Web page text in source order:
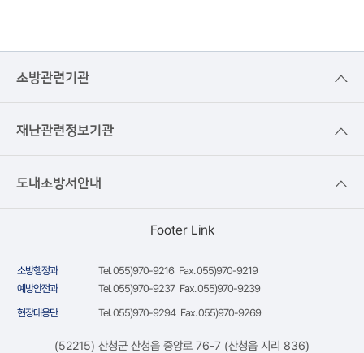
소방관련기관
재난관련정보기관
도내소방서안내
Footer Link
소방행정과
Tel. 055)970-9216 Fax. 055)970-9219
예방안전과
Tel. 055)970-9237 Fax. 055)970-9239
현장대응단
Tel. 055)970-9294 Fax. 055)970-9269
(52215) 산청군 산청읍 중앙로 76-7 (산청읍 지리 836)